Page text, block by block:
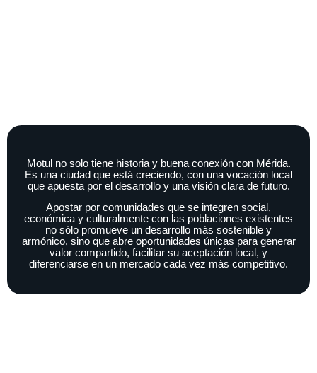
Motul no solo tiene historia y buena conexión con Mérida.
Es una ciudad que está creciendo, con una vocación local
que apuesta por el desarrollo y una visión clara de futuro.
Apostar por comunidades que se integren social,
económica y culturalmente con las poblaciones existentes
no sólo promueve un desarrollo más sostenible y
armónico, sino que abre oportunidades únicas para generar
valor compartido, facilitar su aceptación local, y
diferenciarse en un mercado cada vez más competitivo.